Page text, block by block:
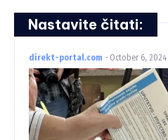
Nastavite čitati:
direkt-portal.com - October 6, 2024